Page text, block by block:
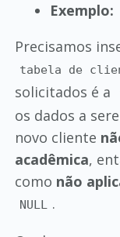
Exemplo:
Precisamos
tabela de
solicitados é a
os dados a
novo cliente
acadêmica,
como não
NULL .